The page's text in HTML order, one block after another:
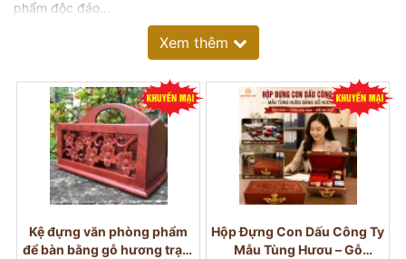
phẩm độc đáo...
Xem thêm
Kệ đựng văn phòng phẩm
để bàn bằng gỗ hương trạm
Hộp Đựng Con Dấu Công Ty
Mẫu Tùng Hươu – Gỗ